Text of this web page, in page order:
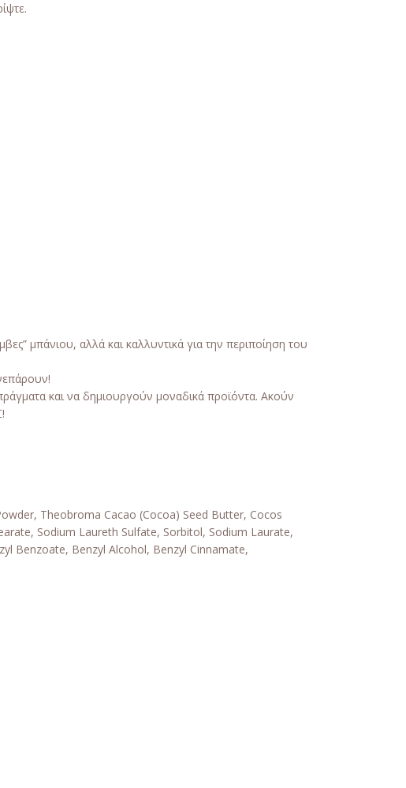
μπάνιου, αλλά και καλλυντικά για την περιποίηση του
και να δημιουργούν μοναδικά προϊόντα. Ακούν
Theobroma Cacao (Cocoa) Seed Butter, Cocos
Sodium Laureth Sulfate, Sorbitol, Sodium Laurate,
Benzoate, Benzyl Alcohol, Benzyl Cinnamate,